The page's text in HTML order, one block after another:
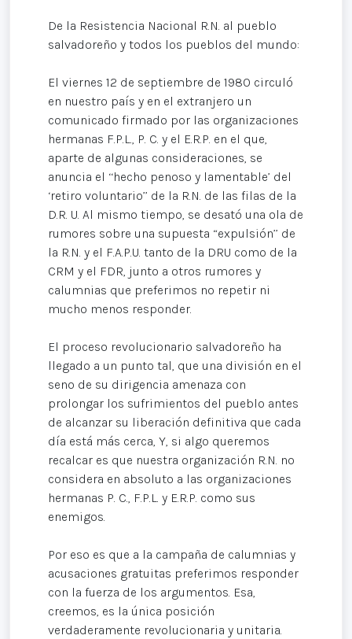
De la Resistencia Nacional R.N. al pueblo
salvadoreño y todos los pueblos del mundo:
El viernes 12 de septiembre de 1980 circuló
en nuestro país y en el extranjero un
comunicado firmado por las organizaciones
hermanas F.P.L., P. C. y el E.R.P. en el que,
aparte de algunas consideraciones, se
anuncia el ‘‘hecho penoso y lamentable’ del
‘retiro voluntario’’ de la R.N. de las filas de la
D.R. U. Al mismo tiempo, se desató una ola de
rumores sobre una supuesta “expulsión’’ de
la R.N. y el F.A.P.U. tanto de la DRU como de la
CRM y el FDR, junto a otros rumores y
calumnias que preferimos no repetir ni
mucho menos responder.
El proceso revolucionario salvadoreño ha
llegado a un punto tal, que una división en el
seno de su dirigencia amenaza con
prolongar los sufrimientos del pueblo antes
de alcanzar su liberación definitiva que cada
día está más cerca, Y, si algo queremos
recalcar es que nuestra organización R.N. no
considera en absoluto a las organizaciones
hermanas P. C., F.P.L. y E.R.P. como sus
enemigos.
Por eso es que a la campaña de calumnias y
acusaciones gratuitas preferimos responder
con la fuerza de los argumentos. Esa,
creemos, es la única posición
verdaderamente revolucionaria y unitaria.